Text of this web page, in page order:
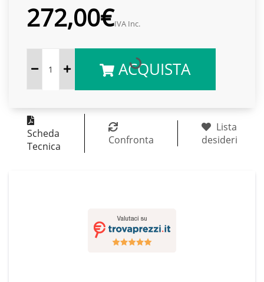
272,00€IVA Inc.
ACQUISTA
Scheda
Tecnica
Confronta
Lista
desideri